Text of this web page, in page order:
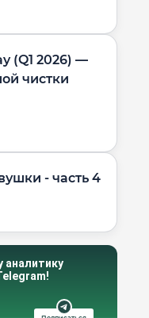
(Q1 2026) —
чистки
- часть 4
аналитику